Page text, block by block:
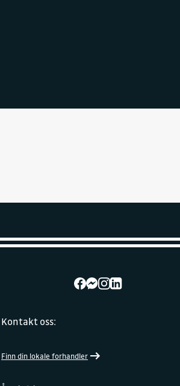
Kontakt oss:
Finn din lokale forhandler